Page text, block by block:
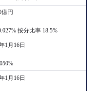
円
按分比率 18.5%
1月16日
1月16日